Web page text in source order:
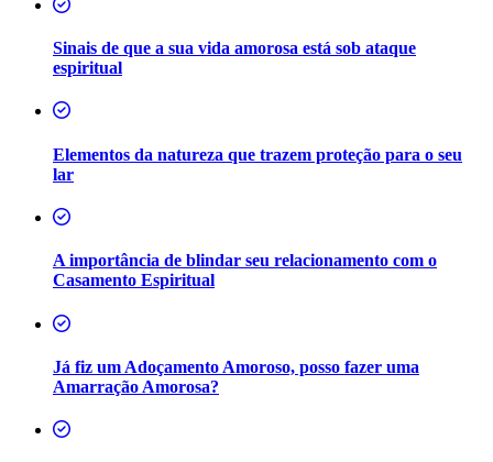
Sinais de que a sua vida amorosa está sob ataque
espiritual
Elementos da natureza que trazem proteção para o seu
lar
A importância de blindar seu relacionamento com o
Casamento Espiritual
Já fiz um Adoçamento Amoroso, posso fazer uma
Amarração Amorosa?